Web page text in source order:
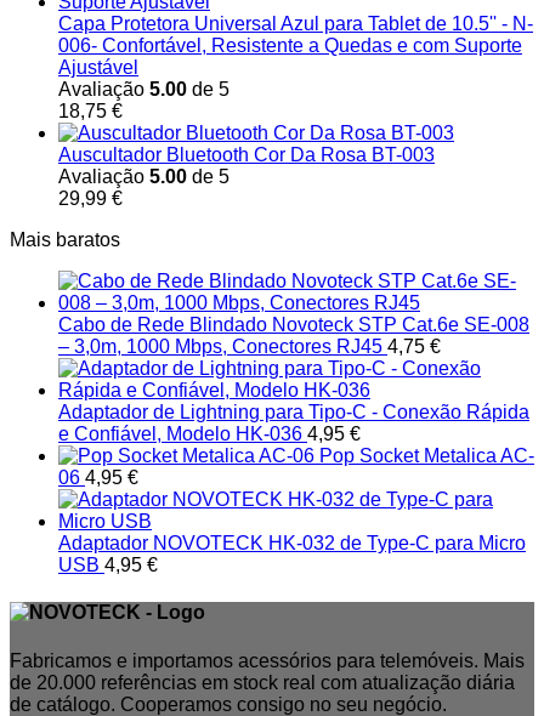
Capa Protetora Universal Azul para Tablet de 10.5'' - N-
006- Confortável, Resistente a Quedas e com Suporte
Ajustável
Avaliação 5.00 de 5
18,75 €
Auscultador Bluetooth Cor Da Rosa BT-003
Avaliação 5.00 de 5
29,99 €
Mais baratos
Cabo de Rede Blindado Novoteck STP Cat.6e SE-008
– 3,0m, 1000 Mbps, Conectores RJ45 4,75 €
Adaptador de Lightning para Tipo-C - Conexão Rápida
e Confiável, Modelo HK-036 4,95 €
Pop Socket Metalica AC-
06 4,95 €
Adaptador NOVOTECK HK-032 de Type-C para Micro
USB 4,95 €
Fabricamos e importamos acessórios para telemóveis. Mais
de 20.000 referências em stock real com atualização diária
de catálogo. Cooperamos consigo no seu negócio.